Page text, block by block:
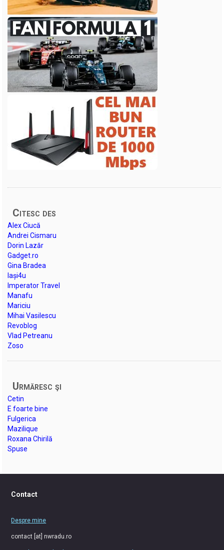
Citesc des
Alex Ciucă
Andrei Cismaru
Dorin Lazăr
Gadget.ro
Gina Bradea
Iași4u
Imperator Travel
Manafu
Mariciu
Mihai Vasilescu
Revoblog
Vlad Petreanu
Zoso
Urmăresc şi
Cetin
E foarte bine
Fulgerica
Mazilique
Roxana Chirilă
Spuse
Contact
Despre mine
contact [at] nwradu.ro